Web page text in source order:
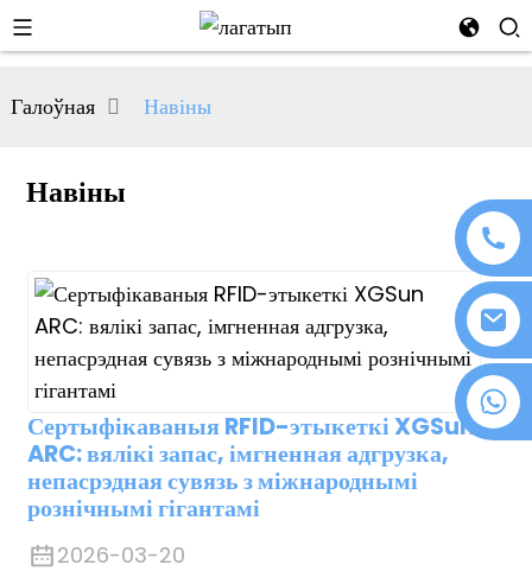
Галоўная Навіны
Навіны
Сертыфікаваныя RFID-этыкеткі XGSun
ARC: вялікі запас, імгненная адгрузка,
непасрэдная сувязь з міжнароднымі
рознічнымі гігантамі
2026-03-20